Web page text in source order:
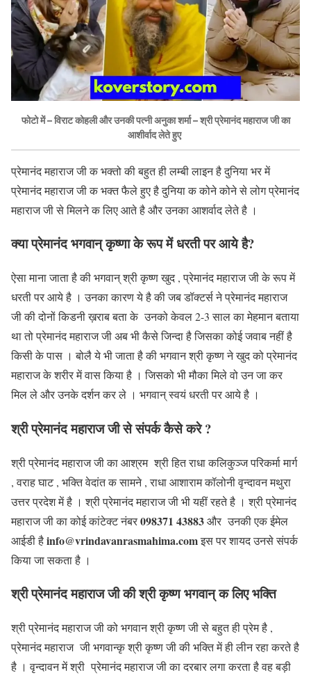
फोटो में – विराट कोहली और उनकी पत्नी अनुका शर्मा – श्री प्रेमानंद महाराज जी का
आशीर्वाद लेते हुए
प्रेमानंद महाराज जी क भक्तो की बहुत ही लम्बी लाइन है दुनिया भर में
प्रेमानंद महाराज जी क भक्त फैले हुए है दुनिया क कोने कोने से लोग प्रेमानंद
महाराज जी से मिलने क लिए आते है और उनका आशर्वाद लेते है ।
क्या प्रेमानंद भगवान् कृष्णा के रूप में धरती पर आये है?
ऐसा माना जाता है की भगवान् श्री कृष्ण खुद , प्रेमानंद महाराज जी के रूप में
धरती पर आये है । उनका कारण ये है की जब डॉक्टर्स ने प्रेमानंद महाराज
जी की दोनों किडनी ख़राब बता के उनको केवल 2-3 साल का मेहमान बताया
था तो प्रेमानंद महाराज जी अब भी कैसे जिन्दा है जिसका कोई जवाब नहीं है
किसी के पास । बोलै ये भी जाता है की भगवान श्री कृष्ण ने खुद को प्रेमानंद
महाराज के शरीर में वास किया है । जिसको भी मौका मिले वो उन जा कर
मिल ले और उनके दर्शन कर ले । भगवान् स्वयं धरती पर आये है ।
श्री प्रेमानंद महाराज जी से संपर्क कैसे करे ?
श्री प्रेमानंद महाराज जी का आश्रम श्री हित राधा कलिकुञ्ज परिकर्मा मार्ग
, वराह घाट , भक्ति वेदांत क सामने , राधा आशाराम कॉलोनी वृन्दावन मथुरा
उत्तर प्रदेश में है । श्री प्रेमानंद महाराज जी भी यहीं रहते है । श्री प्रेमानंद
महाराज जी का कोई कांटेक्ट नंबर098371 43883और उनकी एक ईमेल
आईडी हैinfo@vrindavanrasmahima.comइस पर शायद उनसे संपर्क
किया जा सकता है ।
श्री प्रेमानंद महाराज जी की श्री कृष्ण भगवान् क लिए भक्ति
श्री प्रेमानंद महाराज जी को भगवान श्री कृष्ण जी से बहुत ही प्रेम है ,
प्रेमानंद महाराज जी भगवान्कृ श्री कृष्ण जी की भक्ति में ही लीन रहा करते है
है । वृन्दावन में श्री प्रेमानंद महाराज जी का दरबार लगा करता है वह बड़ी